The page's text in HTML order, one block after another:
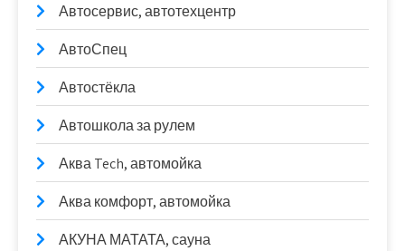
Автосервис, автотехцентр
АвтоСпец
Автостёкла
Автошкола за рулем
Аква Tech, автомойка
Аква комфорт, автомойка
АКУНА МАТАТА, сауна